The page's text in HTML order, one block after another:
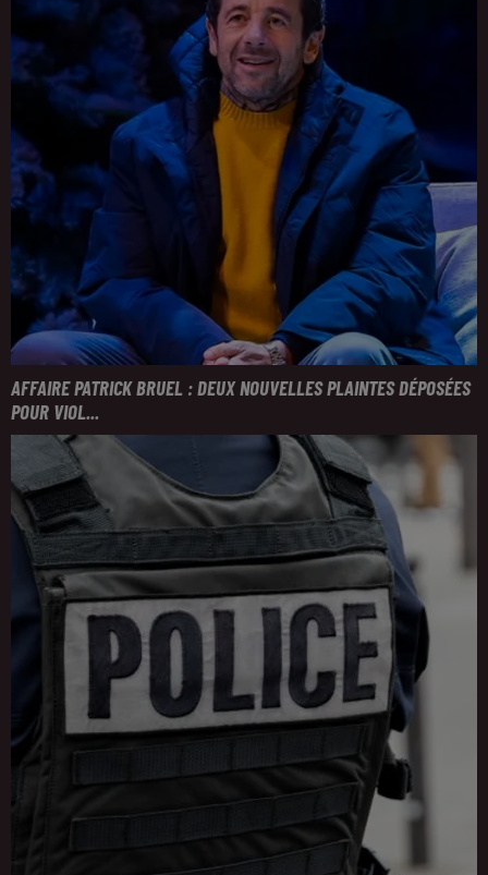
AFFAIRE PATRICK BRUEL : DEUX NOUVELLES PLAINTES DÉPOSÉES
POUR VIOL...